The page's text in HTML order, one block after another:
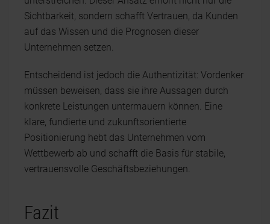
Sichtbarkeit, sondern schafft Vertrauen, da Kunden
auf das Wissen und die Prognosen dieser
Unternehmen setzen.
Entscheidend ist jedoch die Authentizität: Vordenker
müssen beweisen, dass sie ihre Aussagen durch
konkrete Leistungen untermauern können. Eine
klare, fundierte und zukunftsorientierte
Positionierung hebt das Unternehmen vom
Wettbewerb ab und schafft die Basis für stabile,
vertrauensvolle Geschäftsbeziehungen.
Fazit